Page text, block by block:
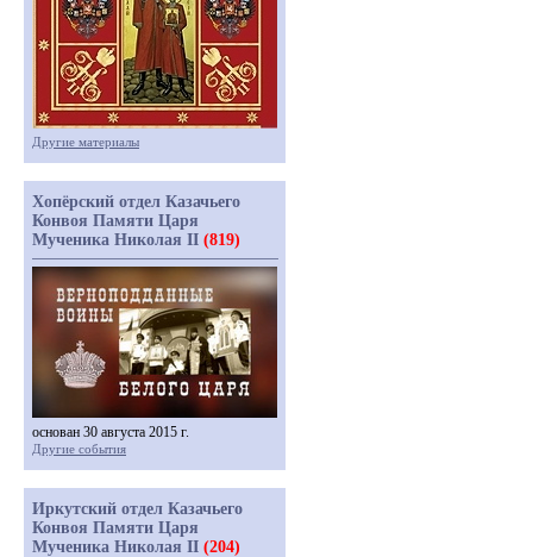
Другие материалы
Хопёрский отдел Казачьего
Конвоя Памяти Царя
Мученика Николая II (819)
основан 30 августа 2015 г.
Другие события
Иркутский отдел Казачьего
Конвоя Памяти Царя
Мученика Николая II (204)